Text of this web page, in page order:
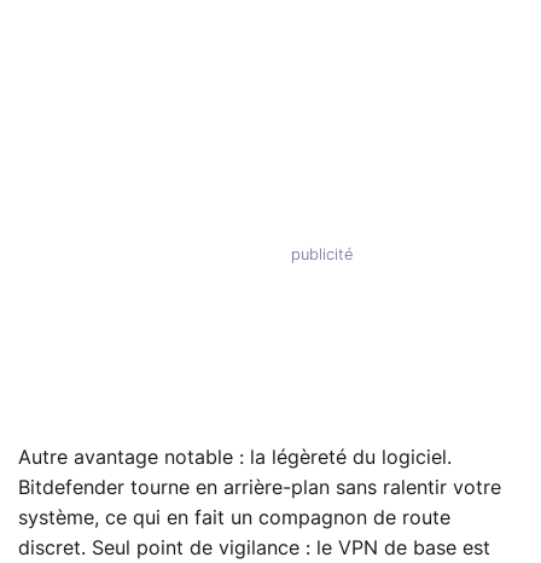
Autre avantage notable : la légèreté du logiciel.
Bitdefender tourne en arrière-plan sans ralentir votre
système, ce qui en fait un compagnon de route
discret. Seul point de vigilance : le VPN de base est